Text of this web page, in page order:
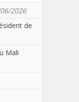
2026
de
Mali